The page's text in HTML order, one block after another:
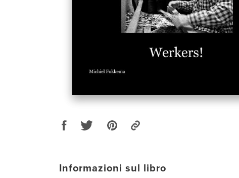
Informazioni sul libro